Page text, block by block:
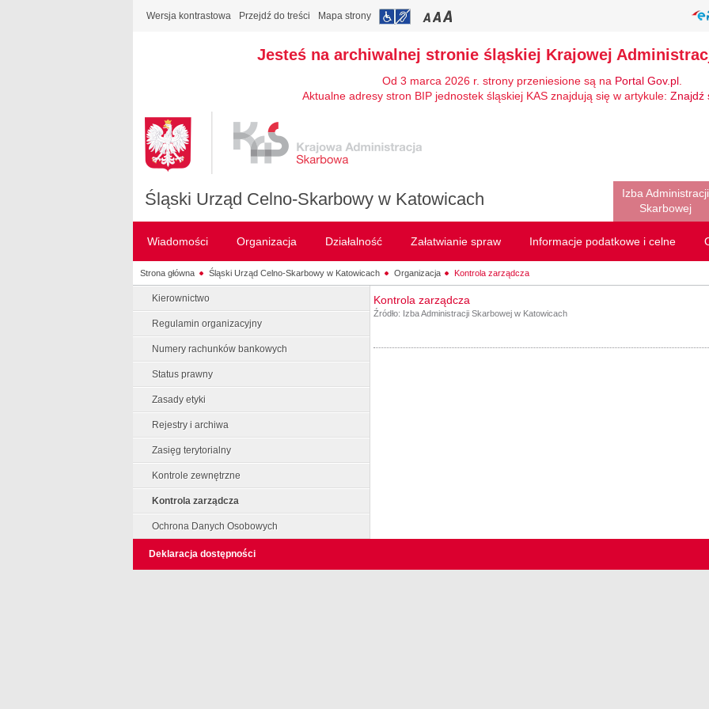
Wersja kontrastowa Przejdź do treści Mapa strony
Jesteś na archiwalnej stronie śląskiej Krajowej
Od 3 marca 2026 r. strony przeniesione są na Portal Gov.pl.
Aktualne adresy stron BIP jednostek śląskiej KAS znajdują się w artykule: Znajdź
Śląski Urząd Celno-Skarbowy w Katowicach
Izba Administracji
Skarbowej
Wiadomości Organizacja Działalność Załatwianie spraw Informacje podatkowe i celne
Strona główna Śląski Urząd Celno-Skarbowy w Katowicach Organizacja Kontrola zarządcza
Kierownictwo
Regulamin organizacyjny
Numery rachunków bankowych
Status prawny
Zasady etyki
Rejestry i archiwa
Zasięg terytorialny
Kontrole zewnętrzne
Kontrola zarządcza
Ochrona Danych Osobowych
Kontrola zarządcza
Źródło: Izba Administracji Skarbowej w Katowicach
Deklaracja dostępności